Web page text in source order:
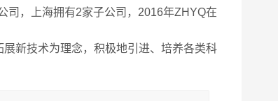
，上海拥有2家子公司，2016年ZHYQ在
新技术为理念，积极地引进、培养各类科